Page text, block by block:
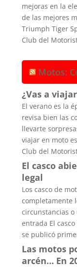
mejoras en la
de las mejores
Triumph Tiger
Club del
Motos:
¿Vas a
El verano es la
revisa bien las
llevarte
viajar en moto
Club del
El casco
legal
Los casco de
completamente
circunstancias o
entrada El
se publicó
Las motos
arcén… En